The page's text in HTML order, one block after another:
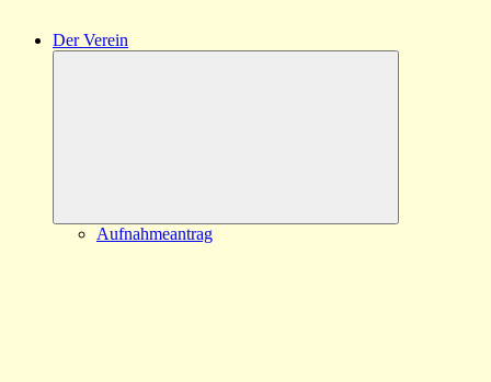
Der Verein
Aufnahmeantrag